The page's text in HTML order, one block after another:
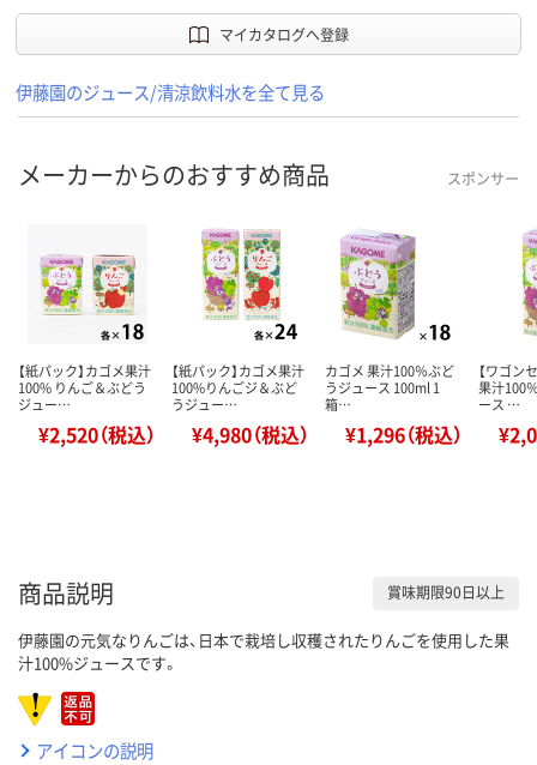
マイカタログへ登録
伊藤園のジュース/清涼飲料水を全て見る
メーカーからのおすすめ商品 スポンサー
【紙パック】カゴメ果汁
100% りんご＆ぶどう
ジュー…
¥2,520（税込）
【紙パック】カゴメ果汁
100%りんごジ＆ぶど
うジュー…
¥4,980（税込）
カゴメ 果汁100％ぶど
うジュース 100ml 1
箱…
¥1,296（税込）
【ワゴン
果汁100
ース …
商品説明 賞味期限90日以上
伊藤園の元気なりんごは、日本で栽培し収穫されたりんごを使用した果
汁100%ジュースです。
アイコンの説明